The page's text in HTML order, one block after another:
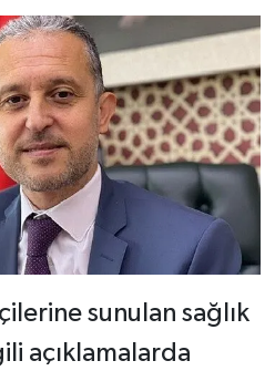
sunulan sağlık
açıklamalarda